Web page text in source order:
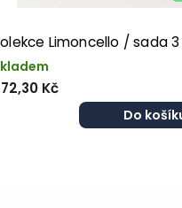
Limoncello / sada
Kč
Do